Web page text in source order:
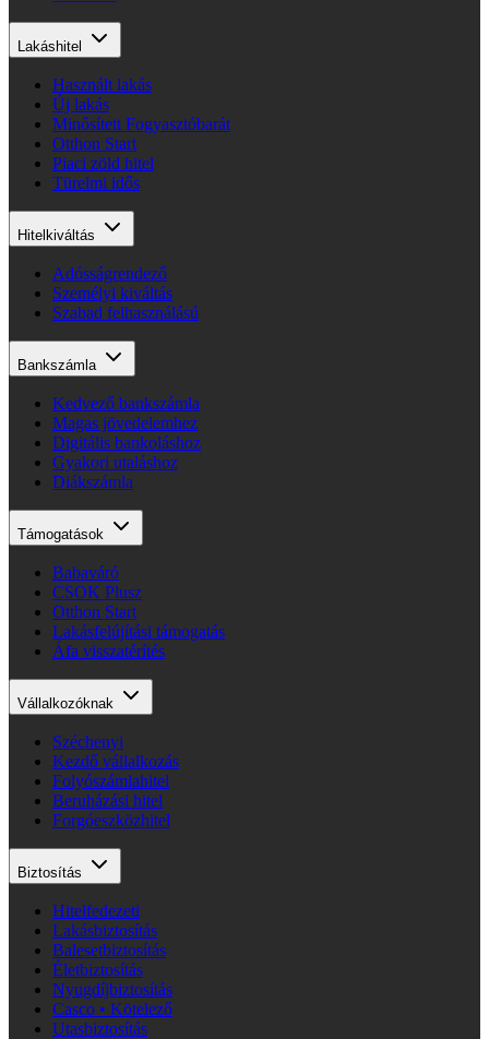
Lakáshitel
Használt lakás
Új lakás
Minősített Fogyasztóbarát
Otthon Start
Piaci zöld hitel
Türelmi idős
Hitelkiváltás
Adósságrendező
Személyi kiváltás
Szabad felhasználású
Bankszámla
Kedvező bankszámla
Magas jövedelemhez
Digitális bankoláshoz
Gyakori utaláshoz
Diákszámla
Támogatások
Babaváró
CSOK Plusz
Otthon Start
Lakásfelújítási támogatás
Áfa visszatérítés
Vállalkozóknak
Széchenyi
Kezdő vállalkozás
Folyószámlahitel
Beruházási hitel
Forgóeszközhitel
Biztosítás
Hitelfedezeti
Lakásbiztosítás
Balesetbiztosítás
Életbiztosítás
Nyugdíjbiztosítás
Casco • Kötelező
Utasbiztosítás